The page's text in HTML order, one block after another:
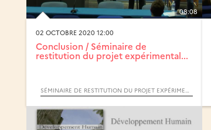
08:08
02 OCTOBRE 2020 12:00
Conclusion / Séminaire de
restitution du projet expérimental...
SÉMINAIRE DE RESTITUTION DU PROJET EXPÉRIMENTAL FEST’TI-VE